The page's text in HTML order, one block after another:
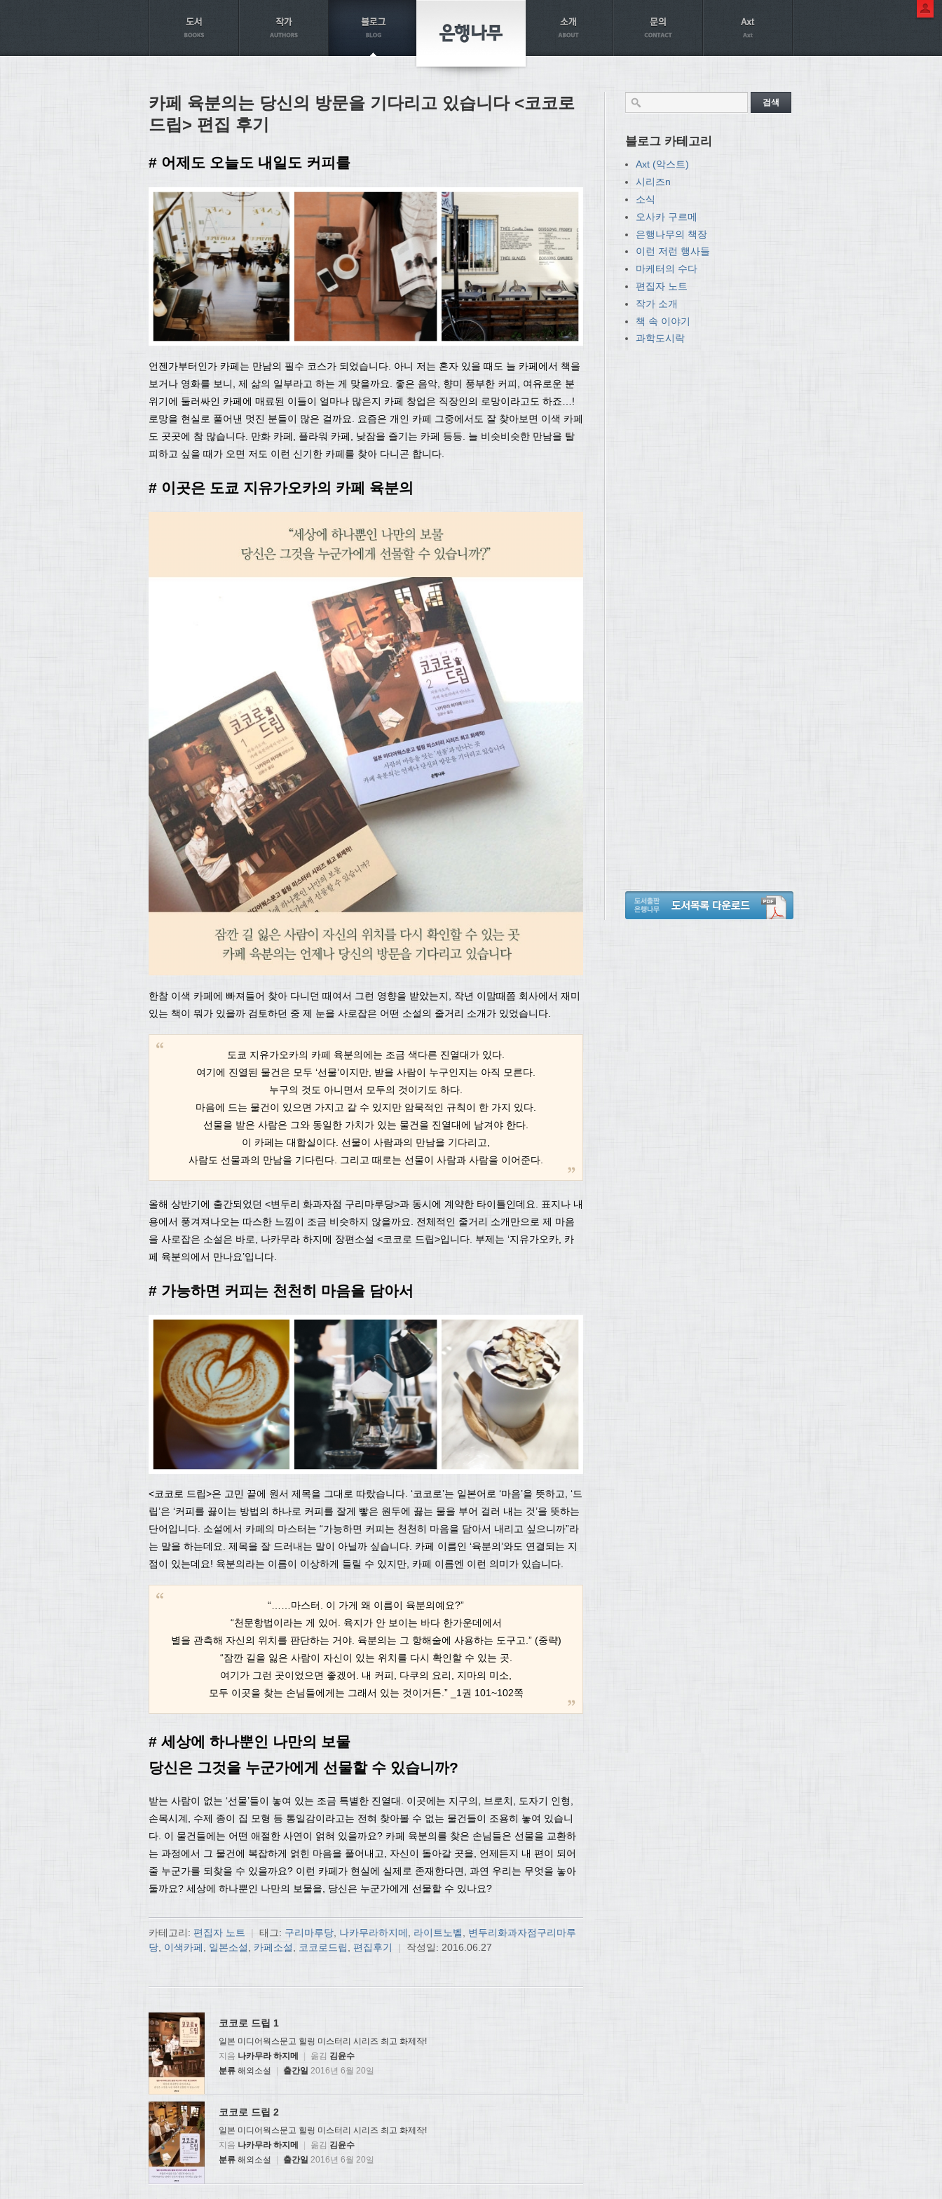
카페 육분의는 당신의 방문을 기다리고 있습니다 <코코로
드립> 편집 후기
# 어제도 오늘도 내일도 커피를
언젠가부터인가 카페는 만남의 필수 코스가 되었습니다. 아니 저는 혼자 있을 때도 늘 카페에서 책을
보거나 영화를 보니, 제 삶의 일부라고 하는 게 맞을까요. 좋은 음악, 향미 풍부한 커피, 여유로운 분
위기에 둘러싸인 카페에 매료된 이들이 얼마나 많은지 카페 창업은 직장인의 로망이라고도 하죠…!
로망을 현실로 풀어낸 멋진 분들이 많은 걸까요. 요즘은 개인 카페 그중에서도 잘 찾아보면 이색 카페
도 곳곳에 참 많습니다. 만화 카페, 플라워 카페, 낮잠을 즐기는 카페 등등. 늘 비슷비슷한 만남을 탈
피하고 싶을 때가 오면 저도 이런 신기한 카페를 찾아 다니곤 합니다.
# 이곳은 도쿄 지유가오카의 카페 육분의
한참 이색 카페에 빠져들어 찾아 다니던 때여서 그런 영향을 받았는지, 작년 이맘때쯤 회사에서 재미
있는 책이 뭐가 있을까 검토하던 중 제 눈을 사로잡은 어떤 소설의 줄거리 소개가 있었습니다.
도쿄 지유가오카의 카페 육분의에는 조금 색다른 진열대가 있다.
여기에 진열된 물건은 모두 ‘선물’이지만, 받을 사람이 누구인지는 아직 모른다.
누구의 것도 아니면서 모두의 것이기도 하다.
마음에 드는 물건이 있으면 가지고 갈 수 있지만 암묵적인 규칙이 한 가지 있다.
선물을 받은 사람은 그와 동일한 가치가 있는 물건을 진열대에 남겨야 한다.
이 카페는 대합실이다. 선물이 사람과의 만남을 기다리고,
사람도 선물과의 만남을 기다린다. 그리고 때로는 선물이 사람과 사람을 이어준다.
올해 상반기에 출간되었던 <변두리 화과자점 구리마루당>과 동시에 계약한 타이틀인데요. 표지나 내
용에서 풍겨져나오는 따스한 느낌이 조금 비슷하지 않을까요. 전체적인 줄거리 소개만으로 제 마음
을 사로잡은 소설은 바로, 나카무라 하지메 장편소설 <코코로 드립>입니다. 부제는 ‘지유가오카, 카
페 육분의에서 만나요’입니다.
# 가능하면 커피는 천천히 마음을 담아서
<코코로 드립>은 고민 끝에 원서 제목을 그대로 따랐습니다. ‘코코로’는 일본어로 ‘마음’을 뜻하고, ‘드
립’은 ‘커피를 끓이는 방법의 하나로 커피를 잘게 빻은 원두에 끓는 물을 부어 걸러 내는 것’을 뜻하는
단어입니다. 소설에서 카페의 마스터는 “가능하면 커피는 천천히 마음을 담아서 내리고 싶으니까”라
는 말을 하는데요. 제목을 잘 드러내는 말이 아닐까 싶습니다. 카페 이름인 ‘육분의’와도 연결되는 지
점이 있는데요! 육분의라는 이름이 이상하게 들릴 수 있지만, 카페 이름엔 이런 의미가 있습니다.
“……마스터. 이 가게 왜 이름이 육분의예요?”
“천문항법이라는 게 있어. 육지가 안 보이는 바다 한가운데에서
별을 관측해 자신의 위치를 판단하는 거야. 육분의는 그 항해술에 사용하는 도구고.” (중략)
“잠깐 길을 잃은 사람이 자신이 있는 위치를 다시 확인할 수 있는 곳.
여기가 그런 곳이었으면 좋겠어. 내 커피, 다쿠의 요리, 지마의 미소,
모두 이곳을 찾는 손님들에게는 그래서 있는 것이거든.” _1권 101~102쪽
# 세상에 하나뿐인 나만의 보물
당신은 그것을 누군가에게 선물할 수 있습니까?
받는 사람이 없는 ‘선물’들이 놓여 있는 조금 특별한 진열대. 이곳에는 지구의, 브로치, 도자기 인형,
손목시계, 수제 종이 집 모형 등 통일감이라고는 전혀 찾아볼 수 없는 물건들이 조용히 놓여 있습니
다. 이 물건들에는 어떤 애절한 사연이 얽혀 있을까요? 카페 육분의를 찾은 손님들은 선물을 교환하
는 과정에서 그 물건에 복잡하게 얽힌 마음을 풀어내고, 자신이 돌아갈 곳을, 언제든지 내 편이 되어
줄 누군가를 되찾을 수 있을까요? 이런 카페가 현실에 실제로 존재한다면, 과연 우리는 무엇을 놓아
둘까요? 세상에 하나뿐인 나만의 보물을, 당신은 누군가에게 선물할 수 있나요?
카테고리: 편집자 노트 | 태그: 구리마루당 나카무라하지메 라이트노벨
변두리화과자점구리마루
당 이색카페 일본소설 카페소설 코코로드립 편집후기 | 작성일: 2016.06.27
코코로 드립 1
일본 미디어웍스문고 힐링 미스터리 시리즈 최고 화제작!
지음 나카무라 하지메 | 옮김 김윤수
분류 해외소설 | 출간일 2016년 6월 20일
코코로 드립 2
일본 미디어웍스문고 힐링 미스터리 시리즈 최고 화제작!
지음 나카무라 하지메 옮김 김윤수
분류 해외소설 | 출간일 2016년 6월 20일
블로그 카테고리
Axt (악스트)
시리즈n
소식
오사카 구르메
은행나무의 책장
이런 저런 행사들
마케터의 수다
편집자 노트
작가 소개
책 속 이야기
과학도시락